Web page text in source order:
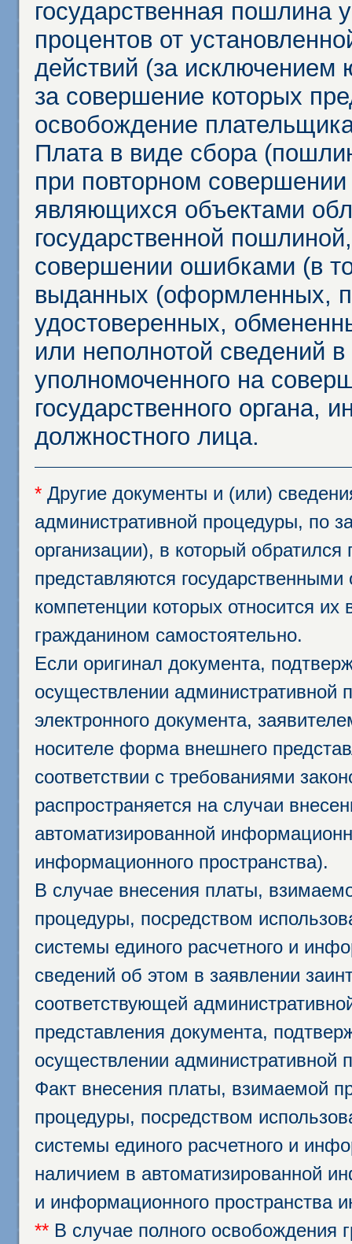
государственная пошлина
процентов от
действий (за исключением
за совершение которых
освобождение
Плата в виде сбора
при повторном
являющихся объектами
государственной
совершении ошибками (в
выданных (оформленных,
удостоверенных,
или неполнотой сведений
уполномоченного на
государственного органа,
должностного лица.
* Другие документы и (или)
административной процедуры, по
организации), в который
представляются
компетенции которых относится
гражданином самостоятельно.
Если оригинал документа,
осуществлении административной
электронного документа,
носителе форма внешнего
соответствии с требованиями
распространяется на случаи
автоматизированной
информационного пространства).
В случае внесения платы,
процедуры, посредством
системы единого расчетного и
сведений об этом в заявлении
соответствующей
представления документа,
осуществлении административной
Факт внесения платы, взимаемой
процедуры, посредством
системы единого расчетного и
наличием в автоматизированной
и информационного пространства
** В случае полного освобождения